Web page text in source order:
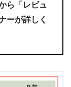
ら「レビュ
ーが詳しく